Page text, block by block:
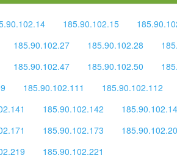
185.90.102.15
185.90.102.27 185.90.102.28
185.90.102.47 185.90.102.50
185.90.102.111 185.90.102.112
185.90.102.142
185.90.102.173
185.90.102.221